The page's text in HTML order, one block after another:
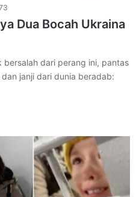
Dua Bocah Ukraina
dari perang ini, pantas
janji dari dunia beradab: